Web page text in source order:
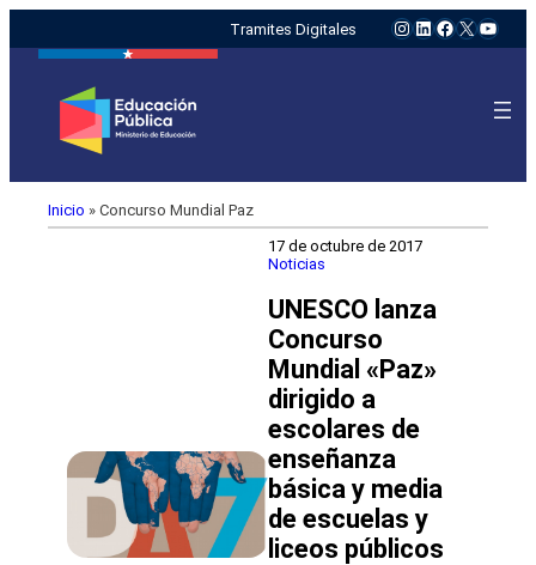
Tramites Digitales Instagram
LinkedIn
Facebook
X
Inicio » Concurso Mundial Paz
17 de octubre de 2017
Noticias
UNESCO lanza
Concurso
Mundial «Paz»
dirigido a
escolares de
enseñanza
básica y media
de escuelas y
liceos públicos